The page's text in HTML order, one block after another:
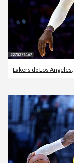
Lakers de Los Angeles,